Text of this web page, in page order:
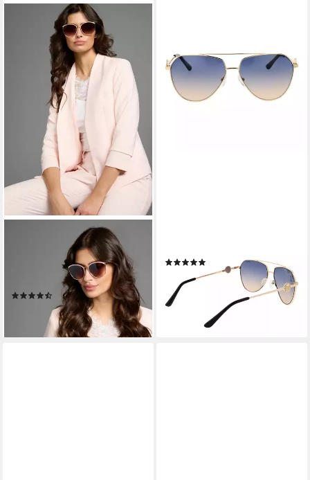
Sonnenbrille mit
golffarbendem Vollrand und
rosa Halbbesatz - NEW
(9)
lieferbar - in 2-3 Werktagen bei dir
57,90 € UVP95,00 €
-39%
lieferbar - in 2-3 Werktagen bei dir